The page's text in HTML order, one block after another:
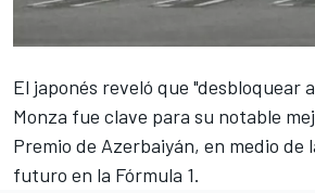
El japonés reveló que "desbloquear
Monza fue clave para su notable
Premio de Azerbaiyán, en medio de
futuro en la Fórmula 1.